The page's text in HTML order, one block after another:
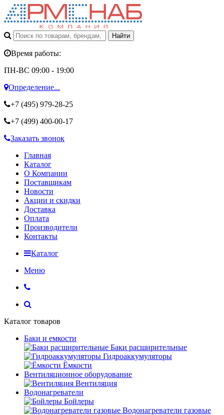
Время работы:
ПН-ВС 09:00 - 19:00
Определение...
+7 (495) 979-28-25
+7 (499) 400-00-17
Заказать звонок
Главная
Каталог
О Компании
Поставщикам
Новости
Акции и скидки
Доставка
Оплата
Производители
Контакты
Каталог
Меню
Каталог товаров
Баки и емкости
Баки расширительные
Гидроаккумуляторы
Ёмкости
Вентиляционное оборудование
Вентиляция
Водонагреватели
Бойлеры
Водонагреватели газовые